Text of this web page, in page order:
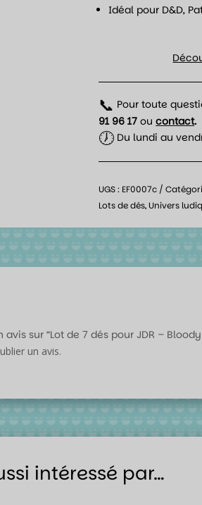
Idéal pour D&D,
📞 Pour toute
91 96 17 oucontact.
🕖 Du lundi au
UGS : EF0007c
Lots de dés, Univers
sur “Lot de 7 dés pour JDR –
un avis.
intéressé par…